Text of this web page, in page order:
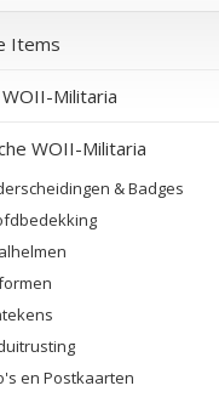
Items
Militaria
WOII-Militaria
& Badges
en Postkaarten